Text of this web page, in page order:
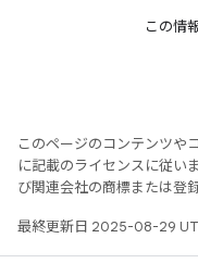
この情
このページのコンテンツや
に記載のライセンスに従い
び関連会社の商標または登
最終更新日 2025-08-29